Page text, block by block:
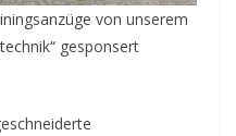
von unserem
gesponsert